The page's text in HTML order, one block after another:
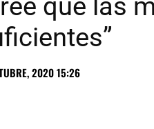
que las
2020 15:26